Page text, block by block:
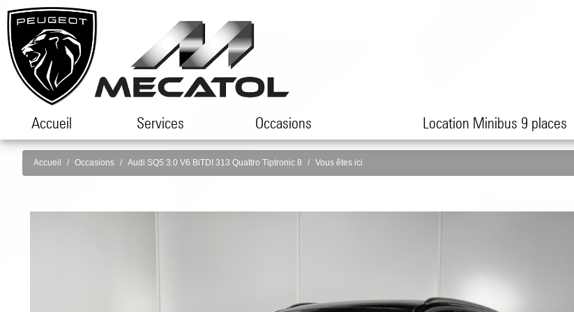
Accueil Services Occasions Location Minibus 9 places
Accueil Occasions Audi SQ5 3.0 V6 BiTDI 313 Quattro Tiptronic 8 Vous êtes ici